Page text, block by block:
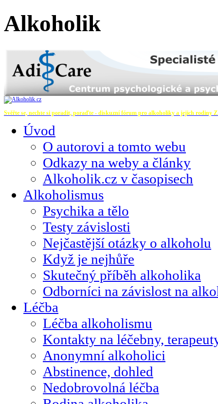
Alkoholik
Svěřte se, nechte si poradit, poraďte - diskuzní fórum pro alkoholiky a jejich rodiny
Úvod
O autorovi a tomto webu
Odkazy na weby a články
Alkoholik.cz v časopisech
Alkoholismus
Psychika a tělo
Testy závislosti
Nejčastější otázky o alkoholu
Když je nejhůře
Skutečný příběh alkoholika
Odborníci na závislost na
Léčba
Léčba alkoholismu
Kontakty na léčebny,
Anonymní alkoholici
Abstinence, dohled
Nedobrovolná léčba